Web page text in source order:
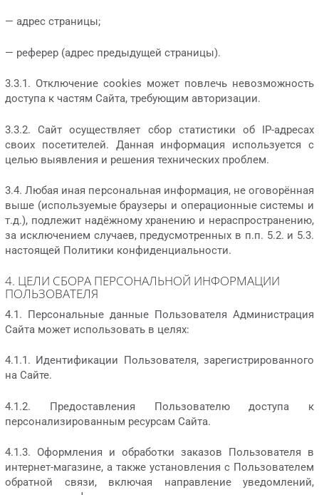
— адрес страницы;
— реферер (адрес предыдущей страницы).
3.3.1. Отключение cookies может повлечь невозможность
доступа к частям Сайта, требующим авторизации.
3.3.2. Сайт осуществляет сбор статистики об IP-адресах
своих посетителей. Данная информация используется с
целью выявления и решения технических проблем.
3.4. Любая иная персональная информация, не оговорённая
выше (используемые браузеры и операционные системы и
т.д.), подлежит надёжному хранению и нераспространению,
за исключением случаев, предусмотренных в п.п. 5.2. и 5.3.
настоящей Политики конфиденциальности.
4. ЦЕЛИ СБОРА ПЕРСОНАЛЬНОЙ ИНФОРМАЦИИ
ПОЛЬЗОВАТЕЛЯ
4.1. Персональные данные Пользователя Администрация
Сайта может использовать в целях:
4.1.1. Идентификации Пользователя, зарегистрированного
на Сайте.
4.1.2. Предоставления Пользователю доступа к
персонализированным ресурсам Сайта.
4.1.3. Оформления и обработки заказов Пользователя в
интернет-магазине, а также установления с Пользователем
обратной связи, включая направление уведомлений,